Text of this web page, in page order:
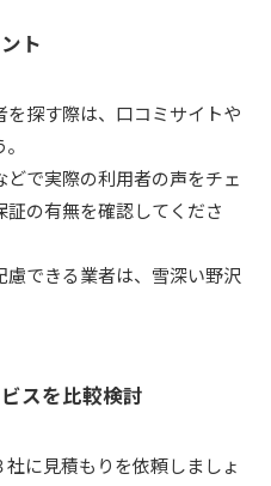
ト
探す際は、口コミサイトや
で実際の利用者の声をチェ
の有無を確認してくださ
できる業者は、雪深い野沢
スを比較検討
に見積もりを依頼しましょ